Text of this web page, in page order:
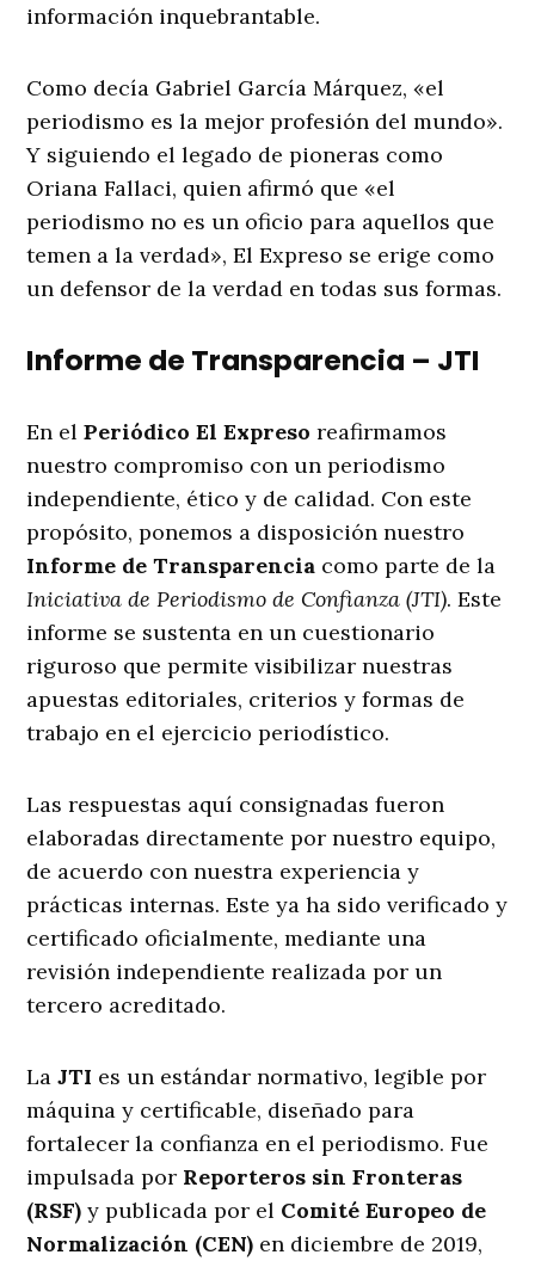
información inquebrantable.
Como decía Gabriel García Márquez, «el
periodismo es la mejor profesión del mundo».
Y siguiendo el legado de pioneras como
Oriana Fallaci, quien afirmó que «el
periodismo no es un oficio para aquellos que
temen a la verdad», El Expreso se erige como
un defensor de la verdad en todas sus formas.
Informe de Transparencia – JTI
En elPeriódico El Expreso reafirmamos
nuestro compromiso con un periodismo
independiente, ético y de calidad. Con este
propósito, ponemos a disposición nuestro
Informe de Transparencia como parte de la
Iniciativa de Periodismo de Confianza (JTI). Este
informe se sustenta en un cuestionario
riguroso que permite visibilizar nuestras
apuestas editoriales, criterios y formas de
trabajo en el ejercicio periodístico.
Las respuestas aquí consignadas fueron
elaboradas directamente por nuestro equipo,
de acuerdo con nuestra experiencia y
prácticas internas. Este ya ha sido verificado y
certificado oficialmente, mediante una
revisión independiente realizada por un
tercero acreditado.
LaJTI es un estándar normativo, legible por
máquina y certificable, diseñado para
fortalecer la confianza en el periodismo. Fue
impulsada por Reporteros sin Fronteras
(RSF) y publicada por el Comité Europeo de
Normalización (CEN) en diciembre de 2019,